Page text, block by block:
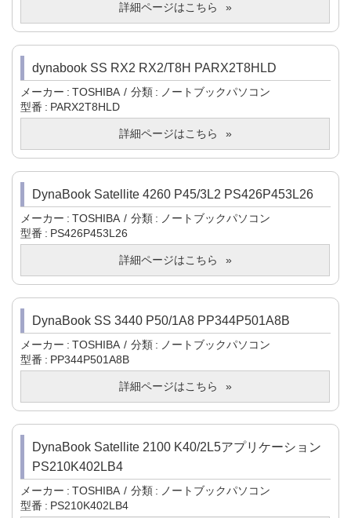
詳細ページはこちら
dynabook SS RX2 RX2/T8H PARX2T8HLD
メーカー TOSHIBA 分類
ノートブックパソコン
型番
PARX2T8HLD
詳細ページはこちら
DynaBook Satellite 4260 P45/3L2 PS426P453L26
メーカー TOSHIBA 分類
ノートブックパソコン
型番
PS426P453L26
詳細ページはこちら
DynaBook SS 3440 P50/1A8 PP344P501A8B
メーカー TOSHIBA 分類
ノートブックパソコン
型番
PP344P501A8B
詳細ページはこちら
DynaBook Satellite 2100 K40/2L5アプリケーション
PS210K402LB4
メーカー TOSHIBA 分類
ノートブックパソコン
型番
PS210K402LB4